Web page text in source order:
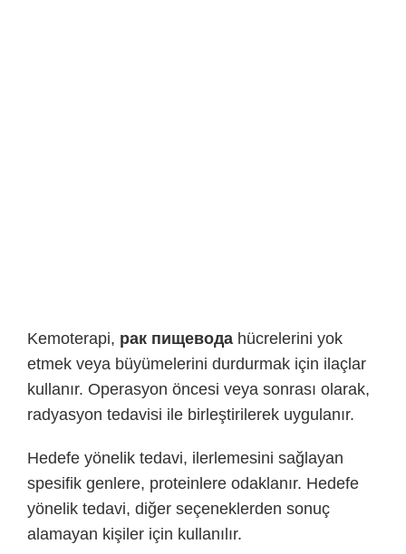
Kemoterapi, рак пищевода hücrelerini yok
etmek veya büyümelerini durdurmak için ilaçlar
kullanır. Operasyon öncesi veya sonrası olarak,
radyasyon tedavisi ile birleştirilerek uygulanır.
Hedefe yönelik tedavi, ilerlemesini sağlayan
spesifik genlere, proteinlere odaklanır. Hedefe
yönelik tedavi, diğer seçeneklerden sonuç
alamayan kişiler için kullanılır.